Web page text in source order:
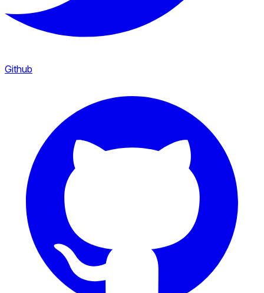
Github